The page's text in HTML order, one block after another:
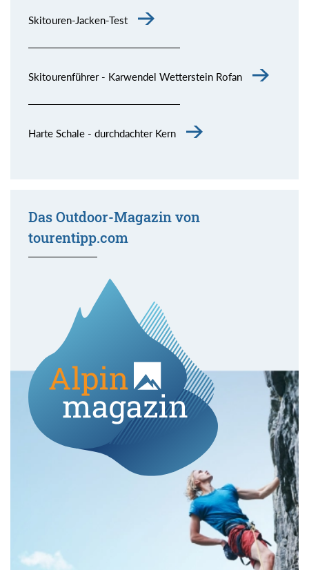
Skitouren-Jacken-Test
Skitourenführer - Karwendel Wetterstein Rofan
Harte Schale - durchdachter Kern
Das Outdoor-Magazin von
tourentipp.com